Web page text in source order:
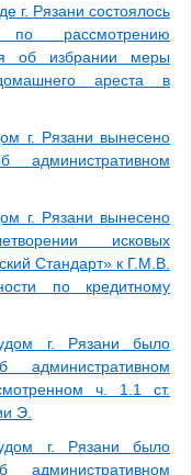
г. Рязани состоялось
по рассмотрению
об избрании меры
ареста в
г. Рязани вынесено
г. Рязани вынесено
исковых
Стандарт» к Г.М.В.
по кредитному
г. Рязани было
ч. 1.1 ст.
Э.
г. Рязани было